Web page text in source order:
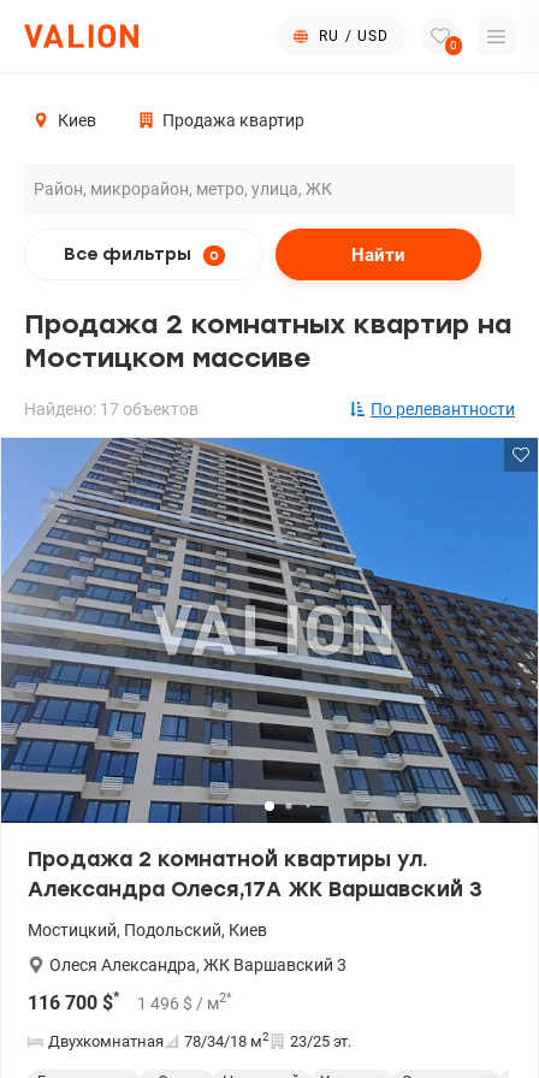
RU / USD
0
Киев Продажа квартир
Все фильтры 0 Найти
Продажа 2 комнатных квартир на
Мостицком массиве
Найдено: 17 объектов По релевантности
Продажа 2 комнатной квартиры ул.
Александра Олеся,17А ЖК Варшавский 3
Мостицкий, Подольский, Киев
Олеся Александра, ЖК Варшавский 3
116 700 $* 1 496 $ / м2*
Двухкомнатная 78/34/18 м2 23/25 эт.